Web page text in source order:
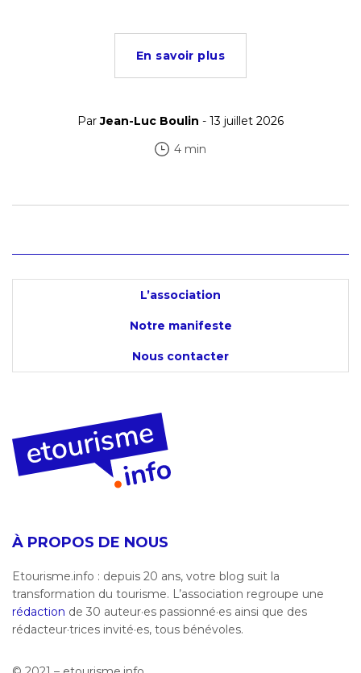
En savoir plus
ParJean-Luc Boulin - 13 juillet 2026
4 min
L’association
Notre manifeste
Nous contacter
À PROPOS DE NOUS
Etourisme.info : depuis 20 ans, votre blog suit la
transformation du tourisme. L’association regroupe une
rédaction de 30 auteur·es passionné·es ainsi que des
rédacteur·trices invité·es, tous bénévoles.